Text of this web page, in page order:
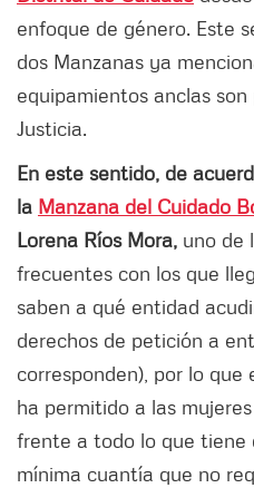
enfoque de género. Este
dos Manzanas ya
equipamientos anclas
Justicia.
En este sentido, de
la Manzana del Cuidado
Lorena Ríos Mora, uno de
frecuentes con los que
saben a qué entidad
derechos de petición a
corresponden), por lo que
ha permitido a las
frente a todo lo que tiene
mínima cuantía que no